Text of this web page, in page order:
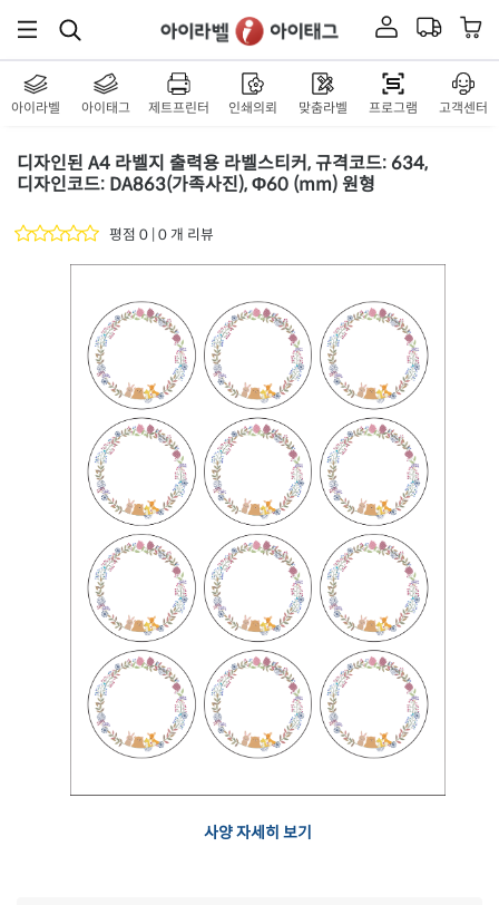
아이라벨 아이태그 제트프린터 인쇄의뢰 맞춤라벨 프로그램 고객센터
디자인된 A4 라벨지 출력용 라벨스티커, 규격코드: 634,
디자인코드: DA863(가족사진), Φ60 (mm) 원형
평점 0 | 0 개 리뷰
사양 자세히 보기